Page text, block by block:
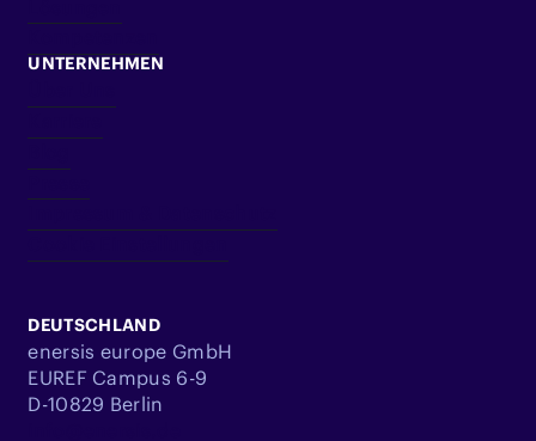
UNTERNEHMEN
DEUTSCHLAND
enersis europe GmbH
EUREF Campus 6-9
D-10829 Berlin